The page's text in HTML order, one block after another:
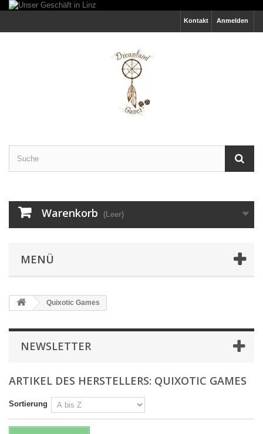
Anmelden
Kontakt
Warenkorb (Leer)
MENÜ
Quixotic Games
NEWSLETTER
ARTIKEL DES HERSTELLERS: QUIXOTIC GAMES
Sortierung